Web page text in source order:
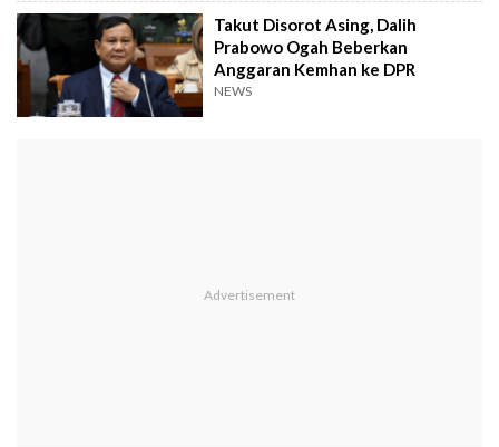
Takut Disorot Asing, Dalih
Prabowo Ogah Beberkan
Anggaran Kemhan ke DPR
NEWS